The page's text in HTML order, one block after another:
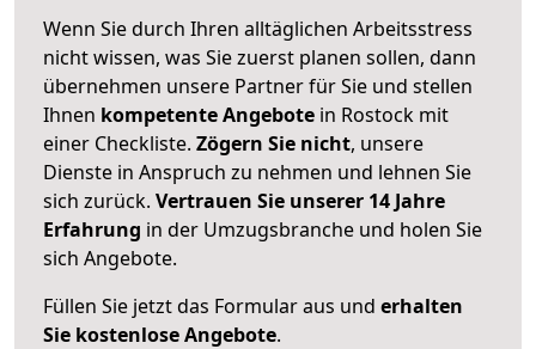
Wenn Sie durch Ihren alltäglichen Arbeitsstress
nicht wissen, was Sie zuerst planen sollen, dann
übernehmen unsere Partner für Sie und stellen
Ihnen kompetente Angebote in Rostock mit
einer Checkliste. Zögern Sie nicht, unsere
Dienste in Anspruch zu nehmen und lehnen Sie
sich zurück. Vertrauen Sie unserer 14 Jahre
Erfahrung in der Umzugsbranche und holen Sie
sich Angebote.
Füllen Sie jetzt das Formular aus und erhalten
Sie kostenlose Angebote.